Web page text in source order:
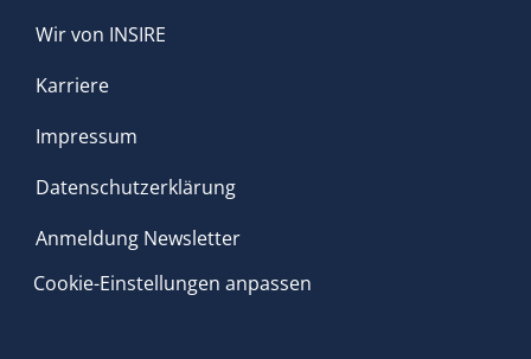
Wir von INSIRE
Karriere
Impressum
Datenschutzerklärung
Anmeldung Newsletter
Cookie-Einstellungen anpassen